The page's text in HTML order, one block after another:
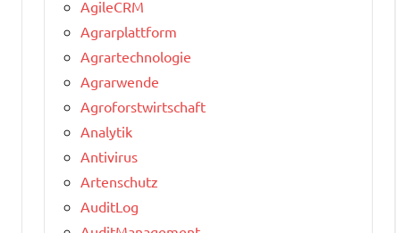
AgileCRM
Agrarplattform
Agrartechnologie
Agrarwende
Agroforstwirtschaft
Analytik
Antivirus
Artenschutz
AuditLog